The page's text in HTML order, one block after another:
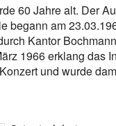
60 Jahre alt. Der
begann am
Kantor
1966 erklang das
und wurde